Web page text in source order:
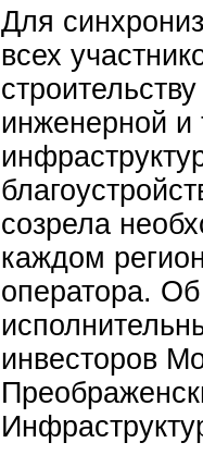
Для
всех
инженерной и
созрела
каждом
оператора.
инвесторов